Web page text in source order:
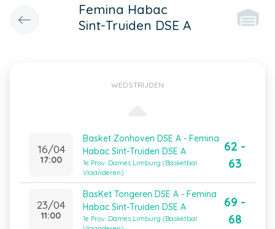
Femina Habac
Sint-Truiden DSE A
WEDSTRIJDEN
16/04
17:00
Basket Zonhoven DSE A - Femina
Habac Sint-Truiden DSE A
1e Prov. Dames Limburg (Basketbal
Vlaanderen)
62 -
63
23/04
11:00
BasKet Tongeren DSE A - Femina
Habac Sint-Truiden DSE A
1e Prov. Dames Limburg (Basketbal
69 -
68